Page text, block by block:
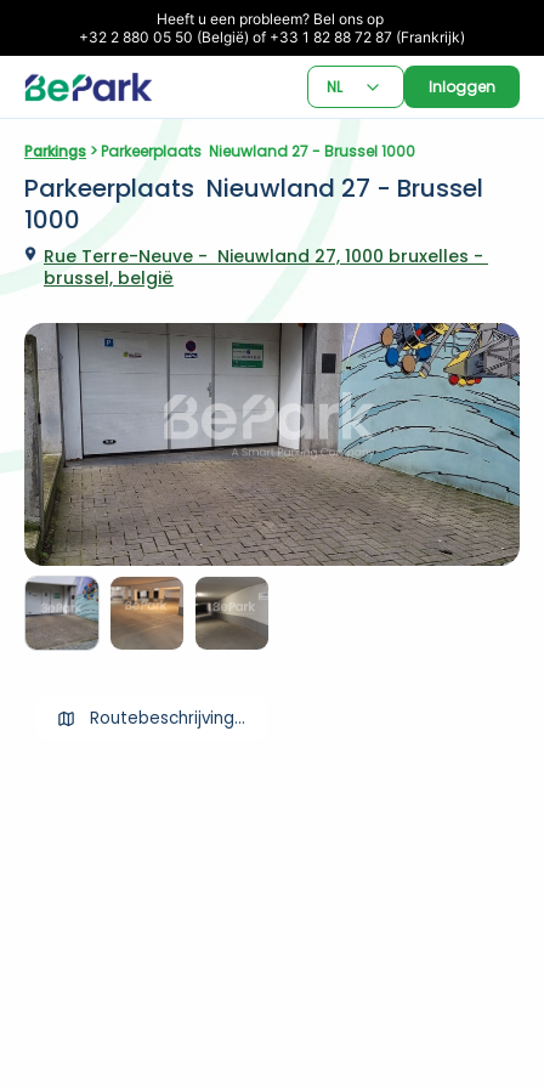
Heeft u een probleem? Bel ons op
+32 2 880 05 50 (België) of +33 1 82 88 72 87 (Frankrijk)
NL Inloggen
Parkings > Parkeerplaats  Nieuwland 27 - Brussel 1000
Parkeerplaats  Nieuwland 27 - Brussel
1000
Rue Terre-Neuve -  Nieuwland 27, 1000 bruxelles -
brussel, belgië
Routebeschrijving ophalen